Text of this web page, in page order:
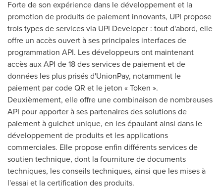
Forte de son expérience dans le développement et la
promotion de produits de paiement innovants, UPI propose
trois types de services via UPI Developer : tout d'abord, elle
offre un accès ouvert à ses principales interfaces de
programmation API. Les développeurs ont maintenant
accès auxAPI de18 des services de paiement et de
données les plus prisés d'UnionPay, notamment le
paiement par code QR et le jeton « Token ».
Deuxièmement, elle offre une combinaison de nombreuses
API pour apporter à ses partenaires des solutions de
paiement à guichet unique, en les épaulant ainsi dans le
développement de produits et les applications
commerciales. Elle propose enfin différents services de
soutien technique, dont la fourniture de documents
techniques, les conseils techniques, ainsi que les mises à
l'essai et la certification des produits.